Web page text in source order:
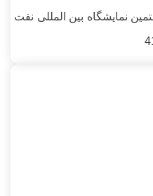
نمایشگاه بین المللی نفت